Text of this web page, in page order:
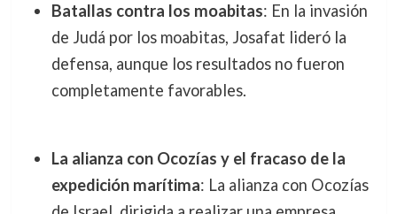
Batallas contra los moabitas: En la invasión
de Judá por los moabitas, Josafat lideró la
defensa, aunque los resultados no fueron
completamente favorables.
La alianza con Ocozías y el fracaso de la
expedición marítima: La alianza con Ocozías